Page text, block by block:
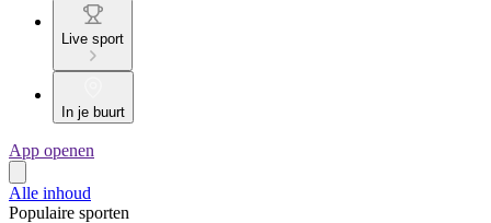
Live sport
In je buurt
App openen
Alle inhoud
Populaire sporten